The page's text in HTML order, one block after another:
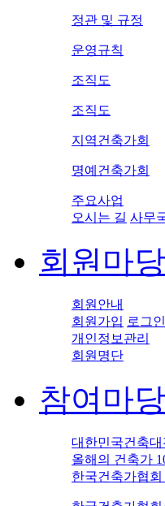
정관 및 규정
운영규칙
조직도
조직도
지역건축가회
명예건축가회
주요사업
오시는 길 사무
회원마당
회원안내
회원가입 로그인
개인정보관리
회원명단
참여마당
대한민국건축대
올해의 건축가
한국건축가협